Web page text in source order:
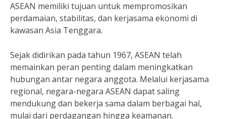
ASEAN memiliki tujuan untuk mempromosikan
perdamaian, stabilitas, dan kerjasama ekonomi di
kawasan Asia Tenggara.
Sejak didirikan pada tahun 1967, ASEAN telah
memainkan peran penting dalam meningkatkan
hubungan antar negara anggota. Melalui kerjasama
regional, negara-negara ASEAN dapat saling
mendukung dan bekerja sama dalam berbagai hal,
mulai dari perdagangan hingga keamanan.